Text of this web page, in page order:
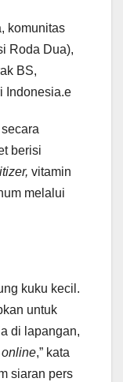
komunitas
Roda Dua),
BS,
Indonesia.e
berisi
vitamin
melalui
kuku kecil.
untuk
di lapangan,
online,” kata
siaran pers